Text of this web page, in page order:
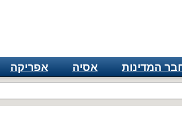
המדינות אסיה אפריקה